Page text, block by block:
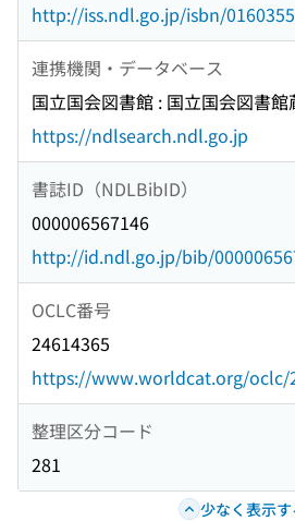
http://iss.ndl.go.jp/isbn/
連携機関・データベース
国立国会図書館 : 国立国会図書館
https://ndlsearch.ndl.go.jp
書誌ID（NDLBibID）
000006567146
http://id.ndl.go.jp/bib/
OCLC番号
24614365
https://www.worldcat.org/oclc/
整理区分コード
281
少なく表示す